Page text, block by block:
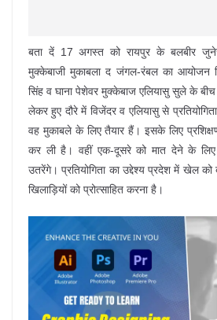
बता दें 17 अगस्त को रायपुर के बलबीर
मुक्केबाजी मुकाबला द जंगल-रंबल का आयोजन
सिंह व घाना पेशेवर मुक्केबाज एलियासु सुले के
लेकर हुए दौरे में विजेंदर व एलियासु से
वह मुकाबले के लिए तैयार हैं। इसके लिए
कर ली है। वहीं एक-दूसरे को मात देने के
उतरेंगे। प्रतियोगिता का उद्देश्य प्रदेश में खेल को
खिलाड़ियों को प्रोत्साहित करना है।